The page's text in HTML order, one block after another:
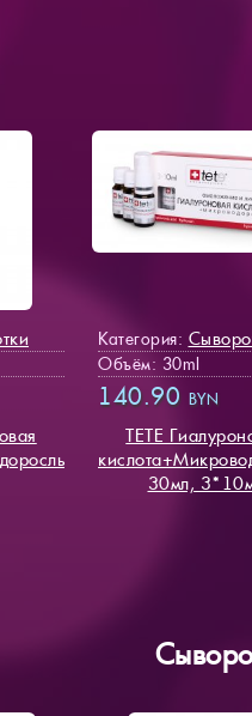
Категория:
Объём: 30ml
140.90 BYN
TETE
30мл,